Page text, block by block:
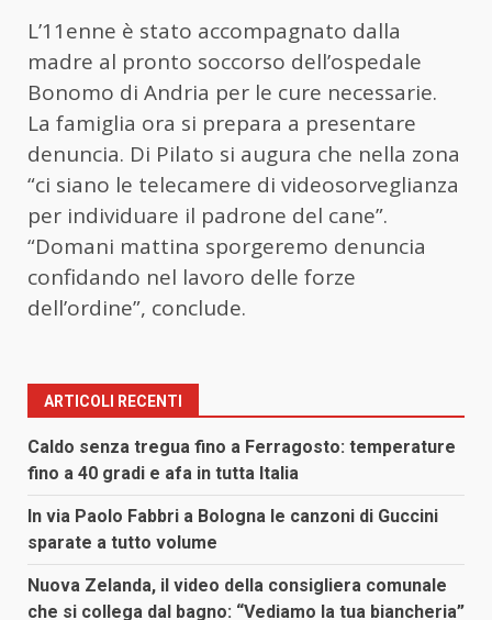
L’11enne è stato accompagnato dalla
madre al pronto soccorso dell’ospedale
Bonomo di Andria per le cure necessarie.
La famiglia ora si prepara a presentare
denuncia. Di Pilato si augura che nella zona
“ci siano le telecamere di videosorveglianza
per individuare il padrone del cane”.
“Domani mattina sporgeremo denuncia
confidando nel lavoro delle forze
dell’ordine”, conclude.
ARTICOLI RECENTI
Caldo senza tregua fino a Ferragosto: temperature
fino a 40 gradi e afa in tutta Italia
In via Paolo Fabbri a Bologna le canzoni di Guccini
sparate a tutto volume
Nuova Zelanda, il video della consigliera comunale
che si collega dal bagno: “Vediamo la tua biancheria”